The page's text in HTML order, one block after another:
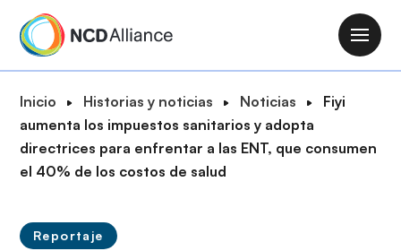
M
a
i
R
u
t
a
n
Inicio Historias y noticias Noticias
Fiyi
aumenta los impuestos sanitarios y adopta
directrices para enfrentar a las ENT, que consumen
el 40% de los costos de salud
Reportaje